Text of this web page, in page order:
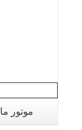
موتور ماجيك